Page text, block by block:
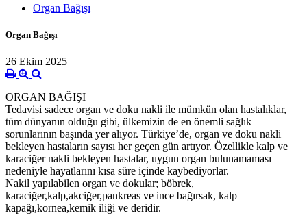
Organ Bağışı
Organ Bağışı
26 Ekim 2025
ORGAN BAĞIŞI
Tedavisi sadece organ ve doku nakli ile mümkün olan hastalıklar,
tüm dünyanın olduğu gibi, ülkemizin de en önemli sağlık
sorunlarının başında yer alıyor. Türkiye’de, organ ve doku nakli
bekleyen hastaların sayısı her geçen gün artıyor. Özellikle kalp ve
karaciğer nakli bekleyen hastalar, uygun organ bulunamaması
nedeniyle hayatlarını kısa süre içinde kaybediyorlar.
Nakil yapılabilen organ ve dokular; böbrek,
karaciğer,kalp,akciğer,pankreas ve ince bağırsak, kalp
kapağı,kornea,kemik iliği ve deridir.